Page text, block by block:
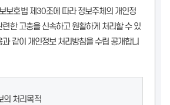
보호법 제30조에 따라 정보주체의 개인정
한 고충을 신속하고 원활하게 처리할 수 있
같이 개인정보 처리방침을 수립 공개합니
의 처리목적